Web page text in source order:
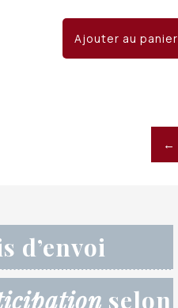
Ajouter au panier
←
d’envoi
selon